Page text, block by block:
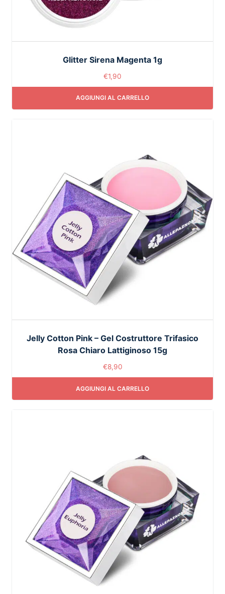
Glitter Sirena Magenta 1g
€1,90
AGGIUNGI AL CARRELLO
Jelly Cotton Pink – Gel Costruttore Trifasico
Rosa Chiaro Lattiginoso 15g
€8,90
AGGIUNGI AL CARRELLO